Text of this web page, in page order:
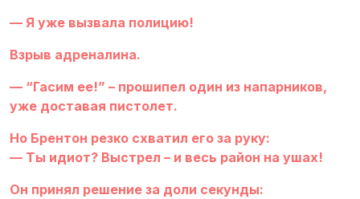
— Я уже вызвала полицию!
Взрыв адреналина.
— “Гасим ее!” – прошипел один из напарников,
уже доставая пистолет.
Но Брентон резко схватил его за руку:
— Ты идиот? Выстрел – и весь район на ушах!
Он принял решение за доли секунды: